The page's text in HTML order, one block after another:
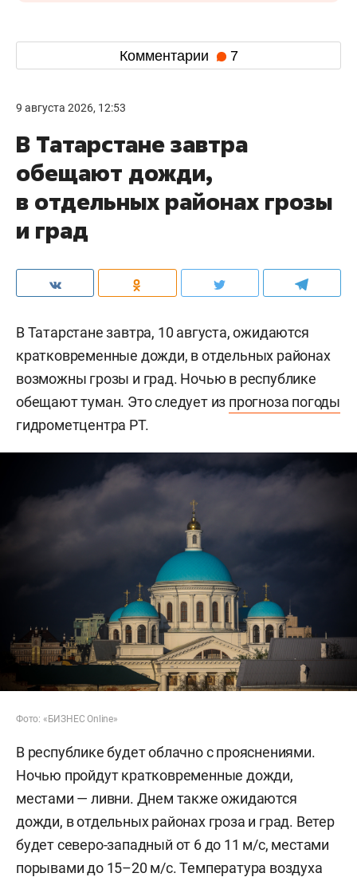
Комментарии 7
9 августа 2026, 12:53
В Татарстане завтра
обещают дожди,
в отдельных районах грозы
и град
В Татарстане завтра, 10 августа, ожидаются
кратковременные дожди, в отдельных районах
возможны грозы и град. Ночью в республике
обещают туман. Это следует из прогноза погоды
гидрометцентра РТ.
Фото: «БИЗНЕС Online»
В республике будет облачно с прояснениями.
Ночью пройдут кратковременные дожди,
местами — ливни. Днем также ожидаются
дожди, в отдельных районах гроза и град. Ветер
будет северо-западный от 6 до 11 м/с, местами
порывами до 15–20 м/с. Температура воздуха